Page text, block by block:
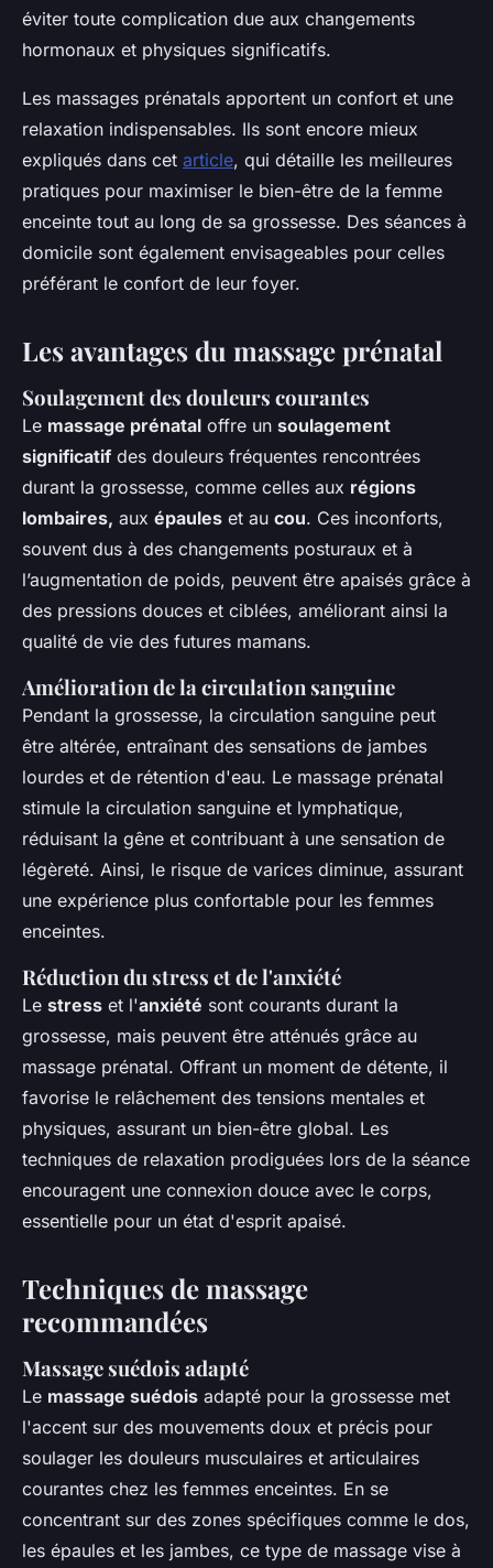
éviter toute complication due aux changements
hormonaux et physiques significatifs.
Les massages prénatals apportent un confort et une
relaxation indispensables. Ils sont encore mieux
expliqués dans cet article, qui détaille les meilleures
pratiques pour maximiser le bien-être de la femme
enceinte tout au long de sa grossesse. Des séances à
domicile sont également envisageables pour celles
préférant le confort de leur foyer.
Les avantages du massage prénatal
Soulagement des douleurs courantes
Le massage prénatal offre un soulagement
significatif des douleurs fréquentes rencontrées
durant la grossesse, comme celles aux régions
lombaires, aux épaules et au cou. Ces inconforts,
souvent dus à des changements posturaux et à
l’augmentation de poids, peuvent être apaisés grâce à
des pressions douces et ciblées, améliorant ainsi la
qualité de vie des futures mamans.
Amélioration de la circulation sanguine
Pendant la grossesse, la circulation sanguine peut
être altérée, entraînant des sensations de jambes
lourdes et de rétention d'eau. Le massage prénatal
stimule la circulation sanguine et lymphatique,
réduisant la gêne et contribuant à une sensation de
légèreté. Ainsi, le risque de varices diminue, assurant
une expérience plus confortable pour les femmes
enceintes.
Réduction du stress et de l'anxiété
Le stress et l'anxiété sont courants durant la
grossesse, mais peuvent être atténués grâce au
massage prénatal. Offrant un moment de détente, il
favorise le relâchement des tensions mentales et
physiques, assurant un bien-être global. Les
techniques de relaxation prodiguées lors de la séance
encouragent une connexion douce avec le corps,
essentielle pour un état d'esprit apaisé.
Techniques de massage
recommandées
Massage suédois adapté
Le massage suédois adapté pour la grossesse met
l'accent sur des mouvements doux et précis pour
soulager les douleurs musculaires et articulaires
courantes chez les femmes enceintes. En se
concentrant sur des zones spécifiques comme le dos,
les épaules et les jambes, ce type de massage vise à